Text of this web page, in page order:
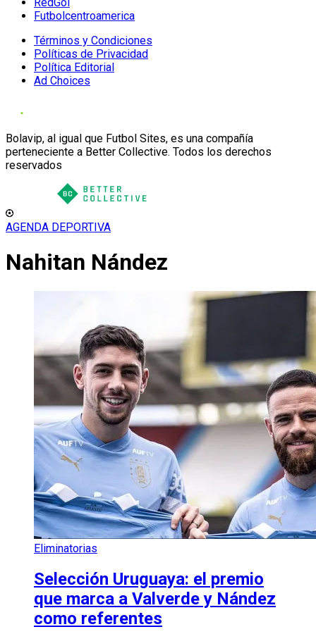
Futbolcentroamerica
Términos y Condiciones
Políticas de Privacidad
Política Editorial
Ad Choices
Bolavip, al igual que Futbol Sites, es una compañía
perteneciente a Better Collective. Todos los derechos
reservados
AGENDA DEPORTIVA
Nahitan Nández
Eliminatorias
Selección Uruguaya: el premio
que marca a Valverde y Nández
como referentes